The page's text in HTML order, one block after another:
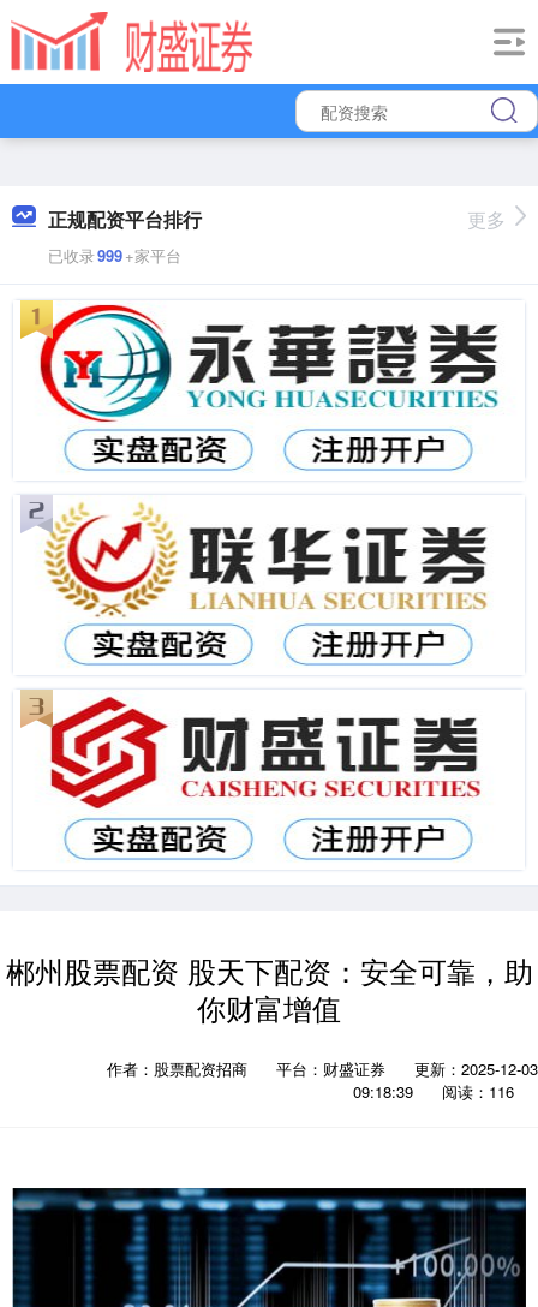
正规配资平台排行
已收录999+家平台
更多
郴州股票配资 股天下配资：安全可靠，助
你财富增值
作者：股票配资招商 平台：财盛证券
更新：2025-12-03
09:18:39
阅读：116